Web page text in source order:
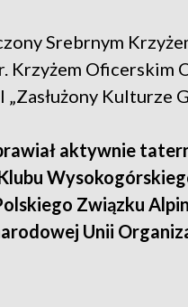
Srebrnym
Krzyżem
Kulturze
aktywnie
Związku
Unii